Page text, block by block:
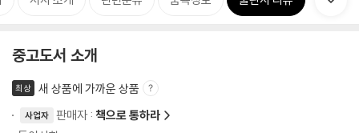
중고도서 소개
최상 새 상품에 가까운 상품
사업자 판매자 : 책으로 통하라